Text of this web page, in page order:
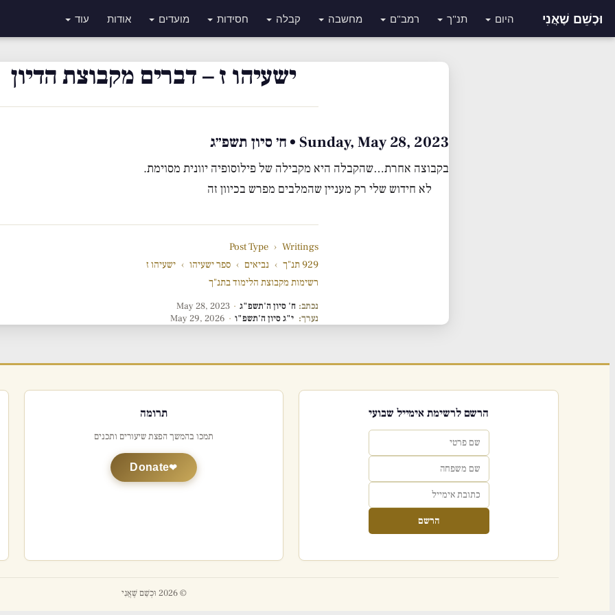
וּכְשֵׁם שֶׁאֲנִי היום תנ"ך רמב"ם מחשבה קבלה חסידות מועדים אודות עוד
ישעיהו ז – דברים מקבוצת הדיון
Sunday, May 28, 2023 • ח׳ סיון תשפ״ג
בקבוצה אחרת…שהקבלה היא מקבילה של פילוסופיה יוונית מסוימת.
לא חידוש שלי רק מעניין שהמלבים מפרש בכיוון זה
Post Type › Writings
929 תנ"ך
› נביאים › ספר ישעיהו › ישעיהו ז
רשימות מקבוצת הלימוד בתנ"ך
נכתב: ח' סיון ה'תשפ"ג ·
May 28, 2023
נערך: י"ג סיון ה'תשפ"ו ·
May 29, 2026
הרשם לרשימת אימייל שבועי
הרשם
תרומה
תמכו בהמשך הפצת שיעורים ותכנים
Donate
© 2026 וּכְשֵׁם שֶׁאֲנִי